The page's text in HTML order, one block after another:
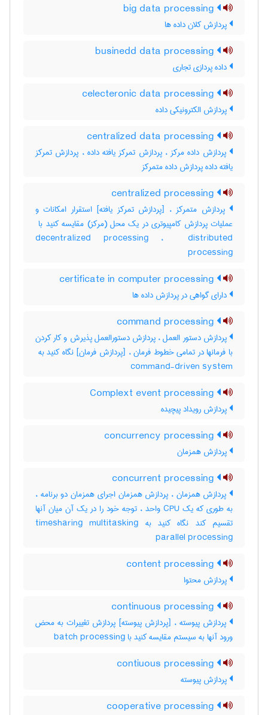
پردازش کلان داده ها
داده پردازی تجاری
پردازش الکترونیکی داده
پردازش داده مرکز ، پردازش تمرکز یافته داده ، پردازش تمرکز
یافته داده پردازش داده متمرکز
پردازش متمرکز ، [پردازش تمرکز یافته] استقرار امکانات و
decentralized processing ، ‎ distributed
processing
دارای گواهی در پردازش داده ها
پردازش دستور العمل ، پردازش دستورالعمل پذیرش و کار کردن
command-driven system
پردازش رویداد پیچیده
پردازش همزمان
پردازش همزمان ، پردازش همزمان اجرای همزمان دو برنامه ،
به طوری که یک CPU واحد ، توجه خود را در یک آن میان آنها
تقسیم کند نگاه کنید به timesharing multitasking
parallel processing
پردازش محتوا
پردازش پیوسته ، [پردازش پیوسته] پردازش تغییرات به محض
ورود آنها به سیستم مقایسه کنید با ‎ batch processing
پردازش پیوسته